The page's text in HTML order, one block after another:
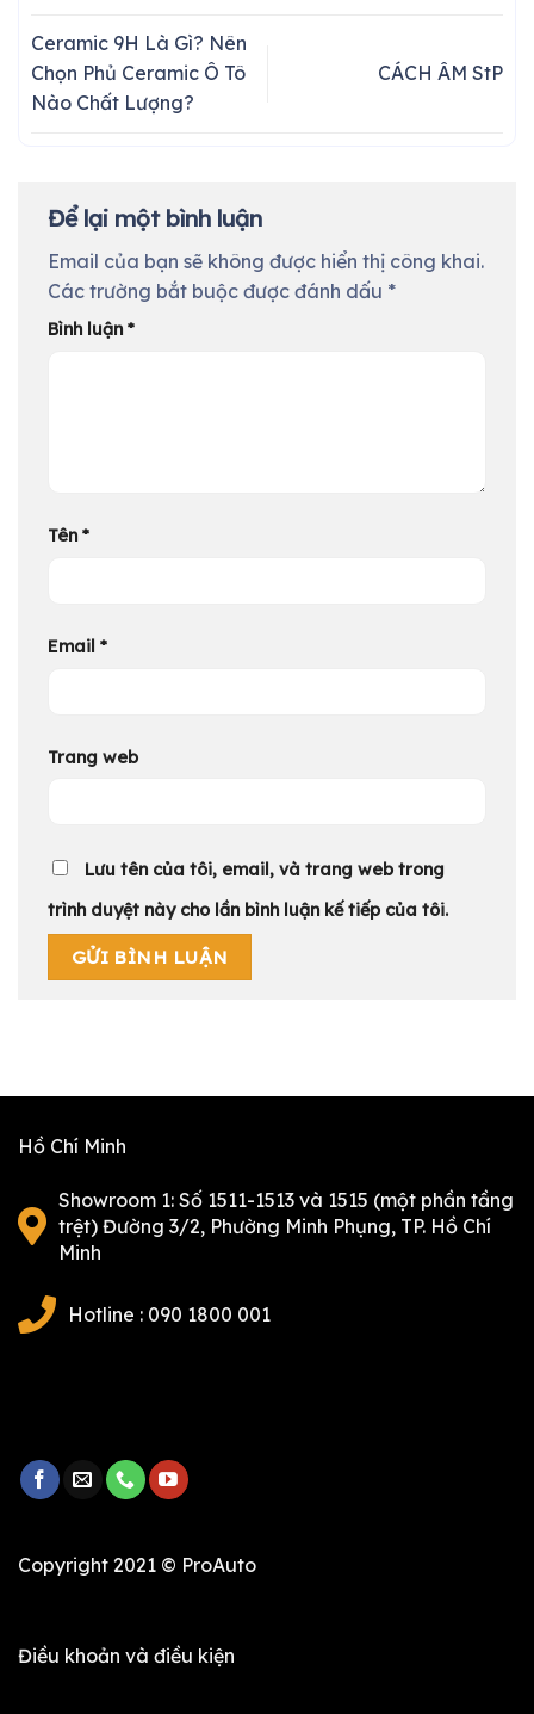
Ceramic 9H Là Gì? Nên
Chọn Phủ Ceramic Ô Tô
Nào Chất Lượng?
CÁCH ÂM StP
Để lại một bình luận
Email của bạn sẽ không được hiển thị công khai.
Các trường bắt buộc được đánh dấu *
Bình luận *
Tên *
Email *
Trang web
Lưu tên của tôi, email, và trang web trong
trình duyệt này cho lần bình luận kế tiếp của tôi.
Hồ Chí Minh
Showroom 1: Số 1511-1513 và 1515 (một phần tầng
trệt) Đường 3/2, Phường Minh Phụng, TP. Hồ Chí
Minh
Hotline : 090 1800 001
Copyright 2021 © ProAuto
Điều khoản và điều kiện